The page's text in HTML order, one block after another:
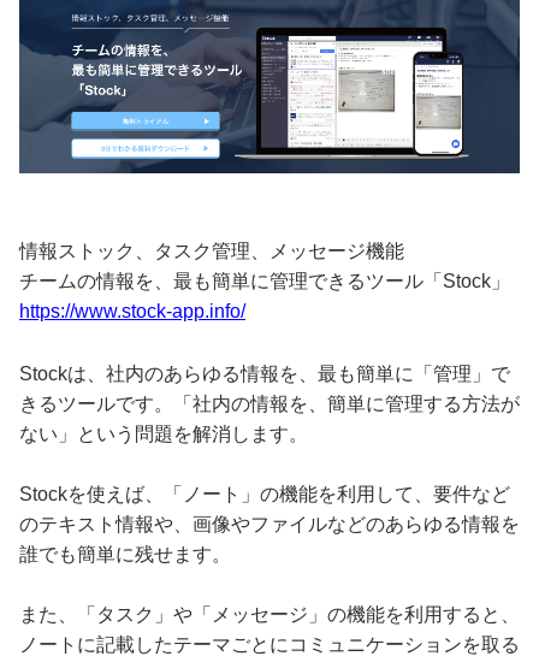
情報ストック、タスク管理、メッセージ機能
チームの情報を、最も簡単に管理できるツール「Stock」
https://www.stock-app.info/
Stockは、社内のあらゆる情報を、最も簡単に「管理」で
きるツールです。「社内の情報を、簡単に管理する方法が
ない」という問題を解消します。
Stockを使えば、「ノート」の機能を利用して、要件など
のテキスト情報や、画像やファイルなどのあらゆる情報を
誰でも簡単に残せます。
また、「タスク」や「メッセージ」の機能を利用すると、
ノートに記載したテーマごとにコミュニケーションを取る